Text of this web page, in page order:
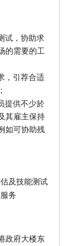
试，协助求
的需要的工
，引荐合适
提供不少於
其雇主保持
如可协助残
及技能测试
务
政府大楼东